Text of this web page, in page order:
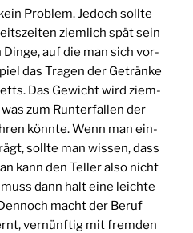
Pro­blem. Jedoch soll­te
ziem­lich spät sein
Din­ge, auf die man sich vor­
das Tra­gen der Geträn­ke
Das Gewicht wird ziem­
zum Run­ter­fal­len der
könn­te. Wenn man ein­
soll­te man wis­sen, dass
kann den Tel­ler also nicht
dann halt eine leich­te
macht der Beruf
ver­nünf­tig mit frem­den